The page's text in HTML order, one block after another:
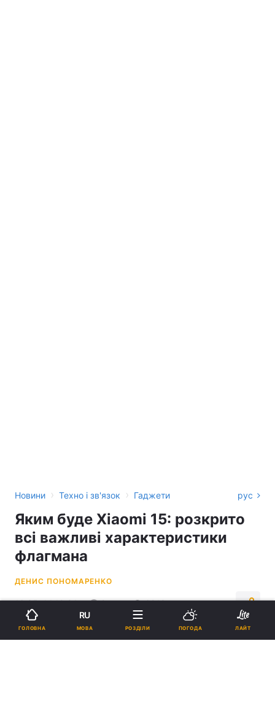
Новини › Техно і зв'язок › Гаджети рус
Яким буде Xiaomi 15: розкрито
всі важливі характеристики
флагмана
ДЕНИС ПОНОМАРЕНКО
16:35, 14.10.24 2 хв. 6913
Підпишіться на нас в Google
ГОЛОВНА
RU
МОВА РОЗДІЛИ ПОГОДА ЛАЙТ